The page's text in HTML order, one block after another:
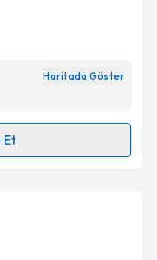
e-posta ile
ilişkinAydınlatma
Haritada Göster
Et
takvimi talebi
almanız için bir
bilgilendireceğiz.